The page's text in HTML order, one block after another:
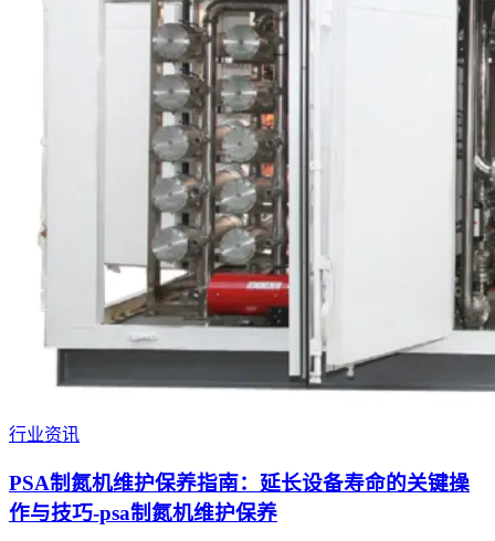
行业资讯
PSA制氮机维护保养指南：延长设备寿命的关键操
作与技巧-psa制氮机维护保养